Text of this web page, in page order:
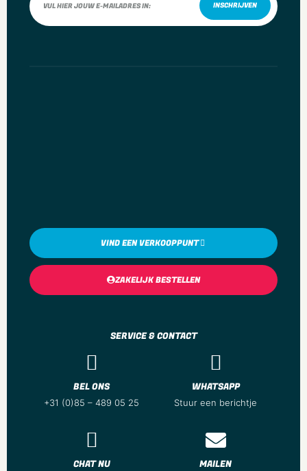
INSCHRIJVEN
SERVICE & CONTACT
BEL ONS
+31 (0)85 – 489 05 25
WHATSAPP
Stuur een berichtje
CHAT NU MAILEN
VIND EEN VERKOOPPUNT
ZAKELIJK BESTELLEN